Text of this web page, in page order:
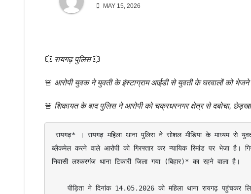
MAY 15, 2026
💥 रायगढ़ पुलिस💥
🚨 आरोपी युवक ने युवती के इंस्टाग्राम आईडी से युवती के घरवालों को भेजने
🚨 शिकायत के बाद पुलिस ने आरोपी को चक्रधरनगर क्षेत्र से दबोचा,
ब्लैकमेल करने वाले आरोपी को गिरफ्तार कर न्यायिक रिमांड पर भेजा है।
निवासी लश्करगंज थाना टिकारी जिला गया (बिहार)* का रहने वाला है।